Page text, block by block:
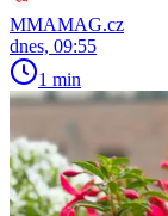
MMAMAG.cz
dnes, 09:55
1 min